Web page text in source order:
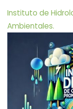
Instituto de
Ambientales.